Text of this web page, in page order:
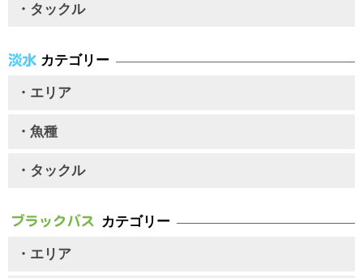
・タックル
カテゴリー
・エリア
・魚種
・タックル
カテゴリー
・エリア